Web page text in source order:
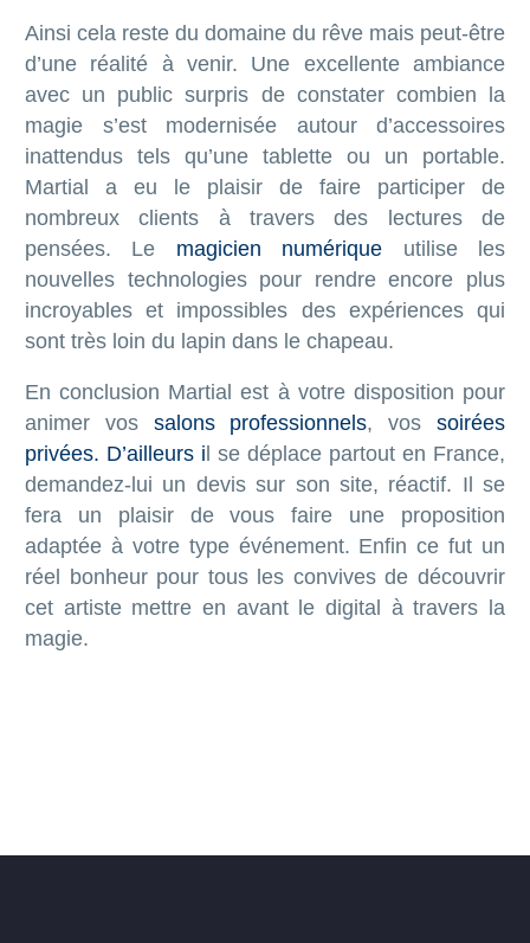
Ainsi cela reste du domaine du rêve mais peut-être
d’une réalité à venir. Une excellente ambiance
avec un public surpris de constater combien la
magie s’est modernisée autour d’accessoires
inattendus tels qu’une tablette ou un portable.
Martial a eu le plaisir de faire participer de
nombreux clients à travers des lectures de
pensées. Le magicien numérique utilise les
nouvelles technologies pour rendre encore plus
incroyables et impossibles des expériences qui
sont très loin du lapin dans le chapeau.
En conclusion Martial est à votre disposition pour
animer vos salons professionnels, vossoirées
privées. D’ailleurs i l se déplace partout en France,
demandez-lui un devis sur son site, réactif. Il se
fera un plaisir de vous faire une proposition
adaptée à votre type événement. Enfin ce fut un
réel bonheur pour tous les convives de découvrir
cet artiste mettre en avant le digital à travers la
magie.